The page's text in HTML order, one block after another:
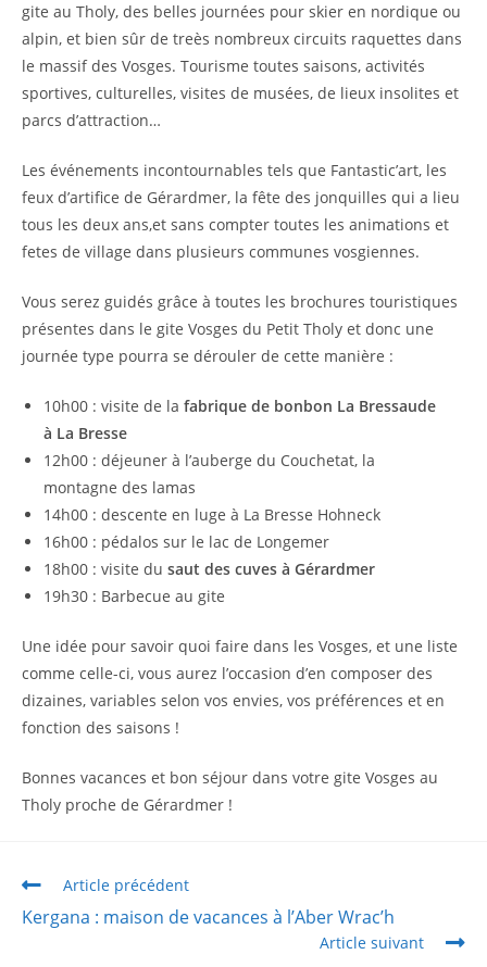
gite au Tholy, des belles journées pour skier en nordique ou
alpin, et bien sûr de treès nombreux circuits raquettes dans
le massif des Vosges. Tourisme toutes saisons, activités
sportives, culturelles, visites de musées, de lieux insolites et
parcs d’attraction…
Les événements incontournables tels que Fantastic’art, les
feux d’artifice de Gérardmer, la fête des jonquilles qui a lieu
tous les deux ans,et sans compter toutes les animations et
fetes de village dans plusieurs communes vosgiennes.
Vous serez guidés grâce à toutes les brochures touristiques
présentes dans le gite Vosges du Petit Tholy et donc une
journée type pourra se dérouler de cette manière :
10h00 : visite de la fabrique de bonbon La Bressaude
à La Bresse
12h00 : déjeuner à l’auberge du Couchetat, la
montagne des lamas
14h00 : descente en luge à La Bresse Hohneck
16h00 : pédalos sur le lac de Longemer
18h00 : visite du saut des cuves à Gérardmer
19h30 : Barbecue au gite
Une idée pour savoir quoi faire dans les Vosges, et une liste
comme celle-ci, vous aurez l’occasion d’en composer des
dizaines, variables selon vos envies, vos préférences et en
fonction des saisons !
Bonnes vacances et bon séjour dans votre gite Vosges au
Tholy proche de Gérardmer !
Article précédent
Kergana : maison de vacances à l’Aber Wrac’h
Article suivant